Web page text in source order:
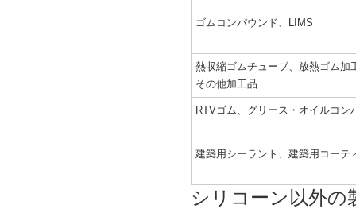
ゴムコンパウンド、LIMS
熱収縮ゴムチューブ、放熱ゴム加
その他加工品
RTVゴム、グリース・オイルコン
建築用シーラント、建築用コーテ
シリコーン以外の